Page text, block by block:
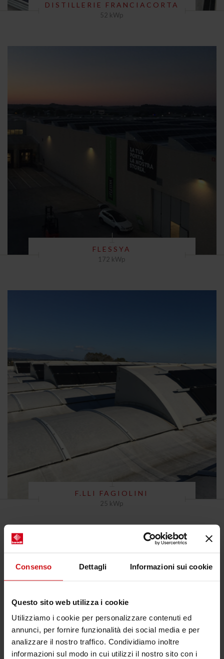
Consenso Dettagli Informazioni sui cookie
Questo sito web utilizza i cookie
Utilizziamo i cookie per personalizzare contenuti ed
annunci, per fornire funzionalità dei social media e per
analizzare il nostro traffico. Condividiamo inoltre
informazioni sul modo in cui utilizzi il nostro sito con i
DISTILLERIE FRANCIACORTA
52 kWp
FLESSYA
172 kWp
F.LLI FAGIOLINI
25 kWp